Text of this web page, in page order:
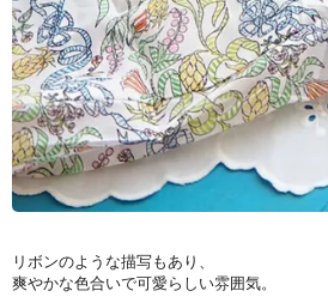
リボンのような描写もあり、
爽やかな色合いで可愛らしい雰囲気。